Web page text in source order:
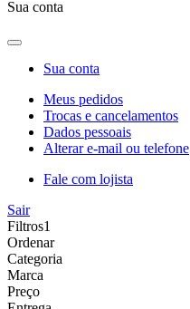
Sua conta
Sua conta
Meus pedidos
Trocas e cancelamentos
Dados pessoais
Alterar e-mail ou telefone
Fale com lojista
Sair
Filtros1
Ordenar
Categoria
Marca
Preço